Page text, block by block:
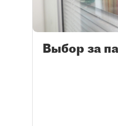
Выбор за